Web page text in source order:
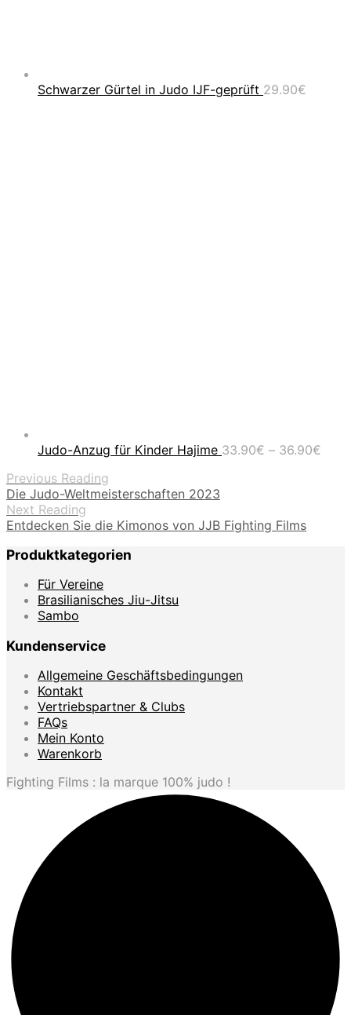
Schwarzer Gürtel in Judo IJF-geprüft 29.90€
Judo-Anzug für Kinder Hajime 33.90€ – 36.90€
Previous Reading
Die Judo-Weltmeisterschaften 2023
Next Reading
Entdecken Sie die Kimonos von JJB Fighting Films
Produktkategorien
Für Vereine
Brasilianisches Jiu-Jitsu
Sambo
Kundenservice
Allgemeine Geschäftsbedingungen
Kontakt
Vertriebspartner & Clubs
FAQs
Mein Konto
Warenkorb
Fighting Films : la marque 100% judo !